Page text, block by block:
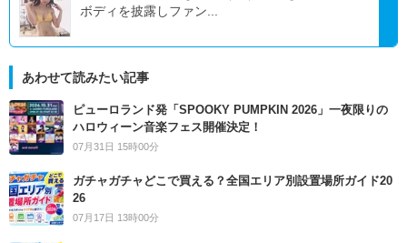
ボディを披露しファン...
あわせて読みたい記事
ピューロランド発「SPOOKY PUMPKIN 2026」一夜限りの
ハロウィーン音楽フェス開催決定！
07月31日 15時00分
ガチャガチャどこで買える？全国エリア別設置場所ガイド20
26
07月17日 13時00分